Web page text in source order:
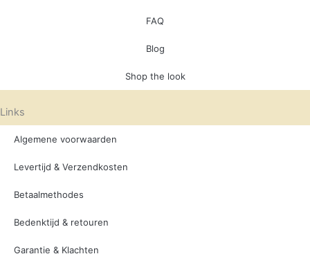
FAQ
Blog
Shop the look
Links
Algemene voorwaarden
Levertijd & Verzendkosten
Betaalmethodes
Bedenktijd & retouren
Garantie & Klachten